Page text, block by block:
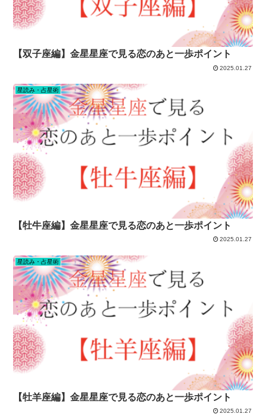
【双子座編】金星星座で見る恋のあと一歩ポイント
2025.01.27
星読み・占星術
【牡牛座編】金星星座で見る恋のあと一歩ポイント
2025.01.27
星読み・占星術
【牡羊座編】金星星座で見る恋のあと一歩ポイント
2025.01.27